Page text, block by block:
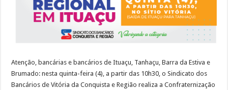
Atenção, bancárias e bancários de Ituaçu, Tanhaçu, Barra da Estiva e
Brumado: nesta quinta-feira (4), a partir das 10h30, o Sindicato dos
Bancários de Vitória da Conquista e Região realiza a Confraternização